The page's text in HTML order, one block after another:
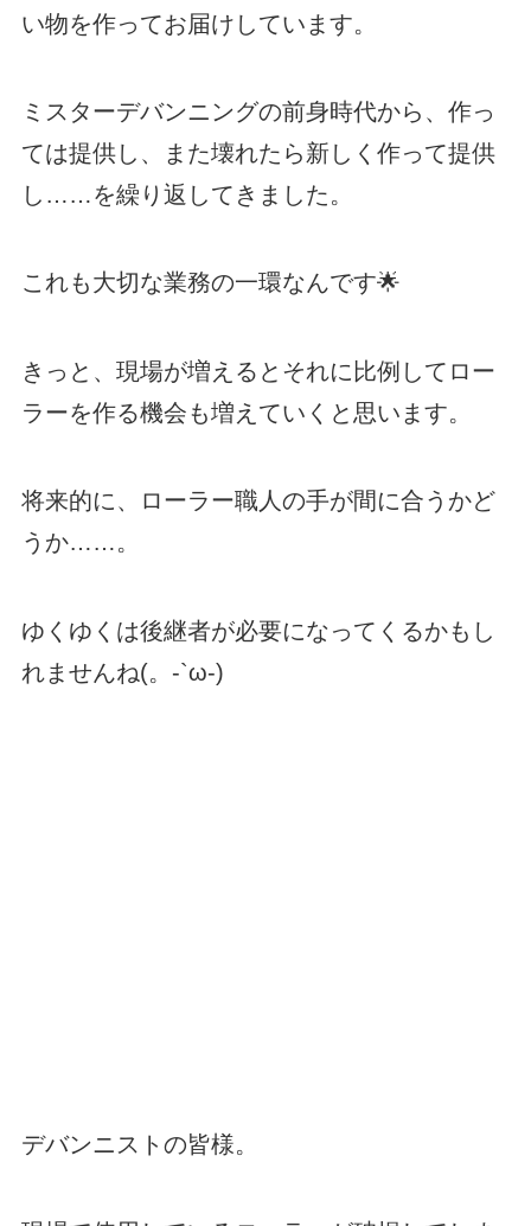
い物を作ってお届けしています。
ミスターデバンニングの前身時代から、作っ
ては提供し、また壊れたら新しく作って提供
し……を繰り返してきました。
これも大切な業務の一環なんです🌟
きっと、現場が増えるとそれに比例してロー
ラーを作る機会も増えていくと思います。
将来的に、ローラー職人の手が間に合うかど
うか……。
ゆくゆくは後継者が必要になってくるかもし
れませんね(。-`ω-)
デバンニストの皆様。